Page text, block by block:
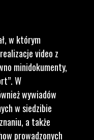
w którym
video z
minidokumenty,
W
wywiadów
w siedzibie
a także
prowadzonych